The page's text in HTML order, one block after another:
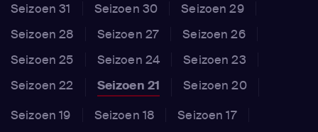
Seizoen 31
Seizoen 30
Seizoen 29
Seizoen 28
Seizoen 27
Seizoen 26
Seizoen 25
Seizoen 24
Seizoen 23
Seizoen 22
Seizoen 21
Seizoen 20
Seizoen 19
Seizoen 18
Seizoen 17